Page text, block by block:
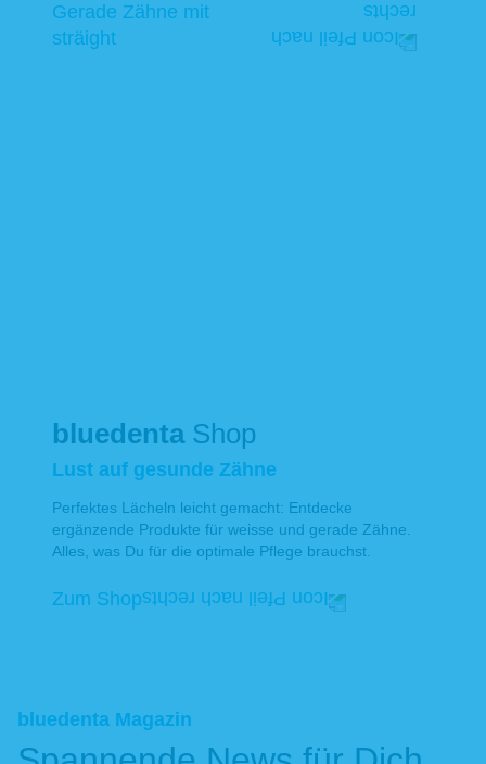
Gerade Zähne mit
sträight
bluedentaShop
Lust auf gesunde Zähne
Perfektes Lächeln leicht gemacht: Entdecke
ergänzende Produkte für weisse und gerade Zähne.
Alles, was Du für die optimale Pflege brauchst.
Zum Shop
bluedenta Magazin